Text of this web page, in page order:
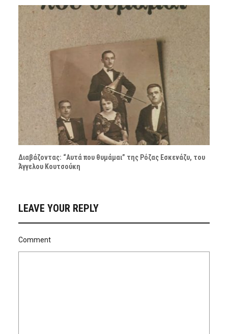
Διαβάζοντας: “Αυτά που θυμάμαι” της Ρόζας Εσκενάζυ, του
Άγγελου Κουτσούκη
LEAVE YOUR REPLY
Comment